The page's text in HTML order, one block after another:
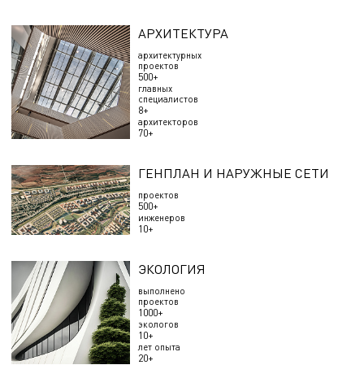
АРХИТЕКТУРА
архитектурных
проектов
500+
главных
специалистов
8+
архитекторов
70+
ГЕНПЛАН И НАРУЖНЫЕ СЕТИ
проектов
500+
инженеров
10+
ЭКОЛОГИЯ
выполнено
проектов
1000+
экологов
10+
лет опыта
20+